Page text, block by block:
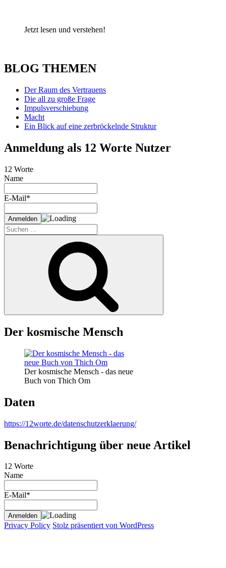
Jetzt lesen und verstehen!
BLOG THEMEN
Der Raum des Vertrauens
Die all zu große Frage
Impulsverschiebung
Macht
Ein Blick auf eine zerbröckelnde Struktur
Anmeldung als 12 Worte Nutzer
12 Worte
Name
E-Mail*
Suche
nach:
Der kosmische Mensch
Der kosmische Mensch - das neue
Buch von Thich Om
Daten
https://12worte.de/datenschutzerklaerung/
Benachrichtigung über neue Artikel
12 Worte
Name
E-Mail*
Privacy Policy Stolz präsentiert von WordPress